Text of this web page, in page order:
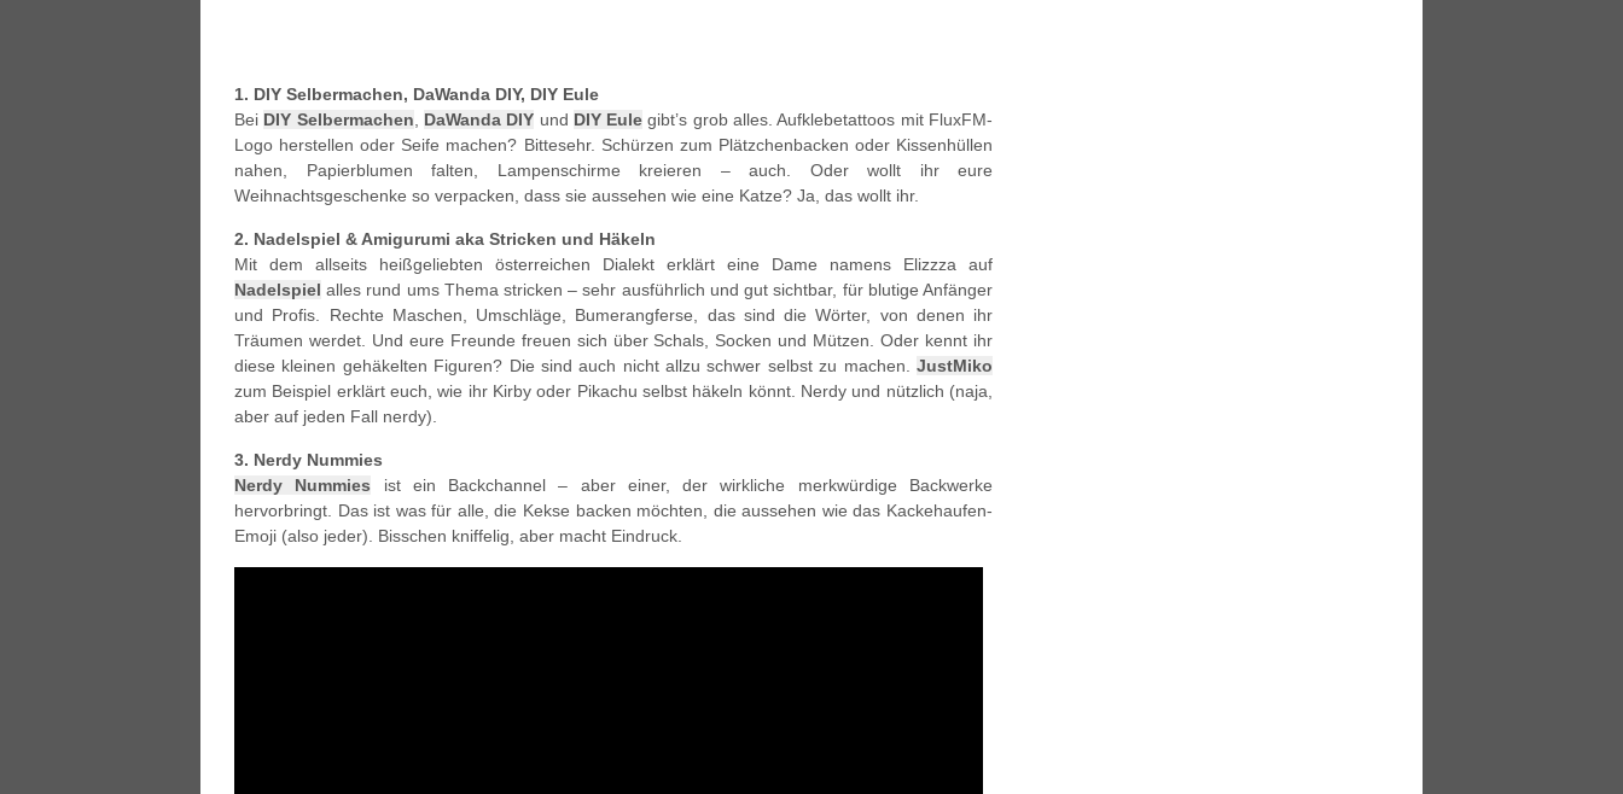
1. DIY Selbermachen, DaWanda DIY, DIY Eule
Bei DIY Selbermachen DaWanda DIY und DIY Eule gibt’s grob alles. Aufklebetattoos mit FluxFM-
Logo herstellen oder Seife machen? Bittesehr. Schürzen zum Plätzchenbacken oder Kissenhüllen
nahen, Papierblumen falten, Lampenschirme kreieren – auch. Oder wollt ihr eure
Weihnachtsgeschenke so verpacken, dass sie aussehen wie eine Katze? Ja, das wollt ihr.
2. Nadelspiel & Amigurumi aka Stricken und Häkeln
Mit dem allseits heißgeliebten österreichen Dialekt erklärt eine Dame namens Elizzza auf
Nadelspiel alles rund ums Thema stricken – sehr ausführlich und gut sichtbar, für blutige Anfänger
und Profis. Rechte Maschen, Umschläge, Bumerangferse, das sind die Wörter, von denen ihr
Träumen werdet. Und eure Freunde freuen sich über Schals, Socken und Mützen. Oder kennt ihr
diese kleinen gehäkelten Figuren? Die sind auch nicht allzu schwer selbst zu machen. JustMiko
zum Beispiel erklärt euch, wie ihr Kirby oder Pikachu selbst häkeln könnt. Nerdy und nützlich (naja,
aber auf jeden Fall nerdy).
3. Nerdy Nummies
Nerdy Nummies ist ein Backchannel – aber einer, der wirkliche merkwürdige Backwerke
hervorbringt. Das ist was für alle, die Kekse backen möchten, die aussehen wie das Kackehaufen-
Emoji (also jeder). Bisschen kniffelig, aber macht Eindruck.